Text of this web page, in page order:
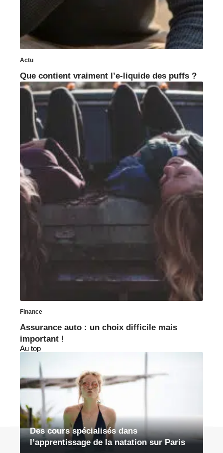
Actu
Que contient vraiment l’e-liquide des puffs ?
Finance
Assurance auto : un choix difficile mais
important !
Au top
Des cours spécialisés dans
l’apprentissage de la natation sur Paris
Contact Mentions légales Sitemap